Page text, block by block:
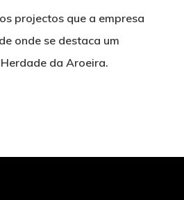
projectos que a empresa
onde se destaca um
da Aroeira.